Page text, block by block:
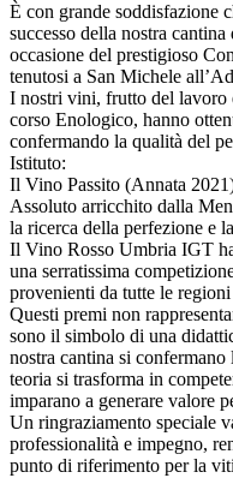
È con grande soddisfazione
successo della nostra
occasione del prestigioso
tenutosi a San Michele
I nostri vini, frutto del lavoro
corso Enologico, hanno
confermando la qualità del
Istituto:
Il Vino Passito (Annata
Assoluto arricchito dalla
la ricerca della perfezione e
Il Vino Rosso Umbria IGT
una serratissima
provenienti da tutte le
Questi premi non
sono il simbolo di una
nostra cantina si
teoria si trasforma in
imparano a generare valore
Un ringraziamento speciale
professionalità e impegno,
punto di riferimento per la